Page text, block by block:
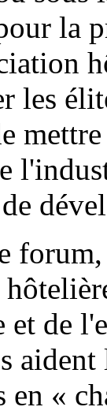
la
les
de
aident
en «